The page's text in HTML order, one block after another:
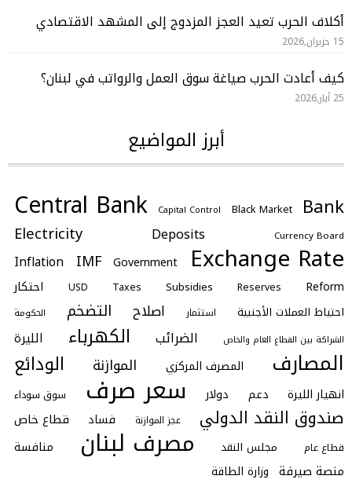
أكلاف الحرب تعيد العجز المزدوج إلى المشهد الاقتصادي
15 حزيران,2026
كيف أعادت الحرب صياغة سوق العمل والرواتب في لبنان؟
25 أيار,2026
أبرز المواضيع
Bank
Black Market
Capital Control
Central Bank
Currency Board
Deposits
Electricity
Exchange Rate
Government
IMF
Inflation
Reform
Reserves
Subsidies
Taxes
USD احتكار
احتياط العملات الأجنبية استثمار اصلاح التضخم
الحكومة
الشراكة بين القطاع العام والخاص
الضرائب الكهرباء الليرة
المصارف المصرف المركزي الموازنة الودائع
انهيار الليرة دعم دولار سعر صرف سوق سوداء
صندوق النقد الدولي عجز الموازنة فساد قطاع خاص
قطاع عام مجلس النقد مصرف لبنان
منافسة
منصة صيرفة وزارة الطاقة